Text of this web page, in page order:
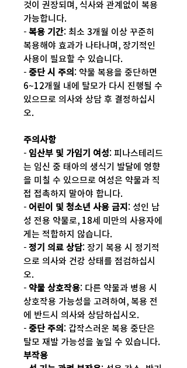
것이 권장되며, 식사와 관계없이 복용
가능합니다.
- 복용 기간: 최소 3개월 이상 꾸준히
복용해야 효과가 나타나며, 장기적인
사용이 필요할 수 있습니다.
- 중단 시 주의 : 약물 복용을 중단하면
6~12개월 내에 탈모가 다시 진행될 수
있으므로 의사와 상담 후 결정하십시
오.
주의사항
- 임산부 및 가임기 여성: 피나스테리드
는 임신 중 태아의 생식기 발달에 영향
을 미칠 수 있으므로 여성은 약물과 직
접 접촉하지 말아야 합니다.
- 어린이 및 청소년 사용 금지 : 성인 남
성 전용 약물로, 18세 미만의 사용자에
게는 적합하지 않습니다.
- 정기 의료 상담: 장기 복용 시 정기적
으로 의사와 건강 상태를 점검하십시
오.
- 약물 상호작용: 다른 약물과 병용 시
상호작용 가능성을 고려하여, 복용 전
에 반드시 의사와 상담하십시오.
- 중단 주의 : 갑작스러운 복용 중단은
탈모 재발 가능성을 높일 수 있습니다.
부작용